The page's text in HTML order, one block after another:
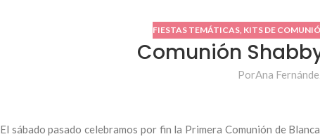
FIESTAS TEMÁTICAS, KITS DE
Comunión
PorAna
El sábado pasado celebramos por fin la Primera Comunión de